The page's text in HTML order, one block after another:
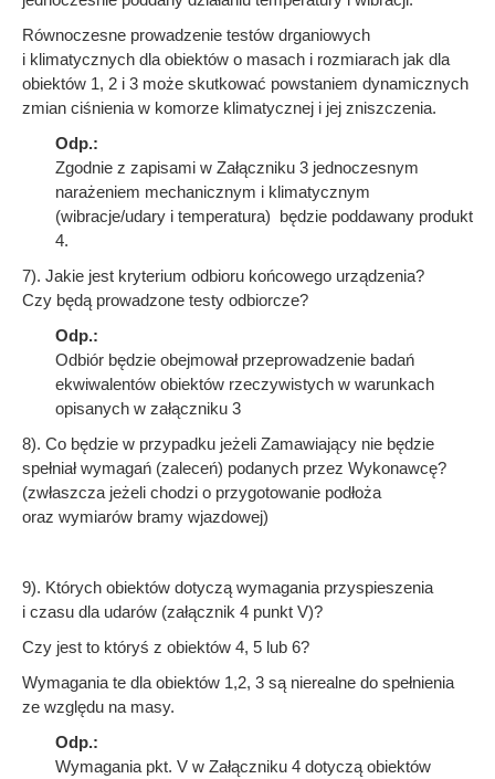
Równoczesne prowadzenie testów drganiowych
i klimatycznych dla obiektów o masach i rozmiarach jak dla
obiektów 1, 2 i 3 może skutkować powstaniem dynamicznych
zmian ciśnienia w komorze klimatycznej i jej zniszczenia.
Odp.:
Zgodnie z zapisami w Załączniku 3 jednoczesnym
narażeniem mechanicznym i klimatycznym
(wibracje/udary i temperatura) będzie poddawany produkt
4.
7). Jakie jest kryterium odbioru końcowego urządzenia?
Czy będą prowadzone testy odbiorcze?
Odp.:
Odbiór będzie obejmował przeprowadzenie badań
ekwiwalentów obiektów rzeczywistych w warunkach
opisanych w załączniku 3
8). Co będzie w przypadku jeżeli Zamawiający nie będzie
spełniał wymagań (zaleceń) podanych przez Wykonawcę?
(zwłaszcza jeżeli chodzi o przygotowanie podłoża
oraz wymiarów bramy wjazdowej)
9). Których obiektów dotyczą wymagania przyspieszenia
i czasu dla udarów (załącznik 4 punkt V)?
Czy jest to któryś z obiektów 4, 5 lub 6?
Wymagania te dla obiektów 1,2, 3 są nierealne do spełnienia
ze względu na masy.
Odp.:
Wymagania pkt. V w Załączniku 4 dotyczą obiektów